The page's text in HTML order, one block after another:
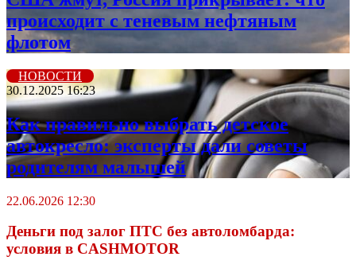
происходит с теневым нефтяным
флотом
НОВОСТИ
30.12.2025 16:23
Как правильно выбрать детское
автокресло: эксперты дали советы
родителям малышей
22.06.2026 12:30
Деньги под залог ПТС без автоломбарда:
условия в CASHMOTOR